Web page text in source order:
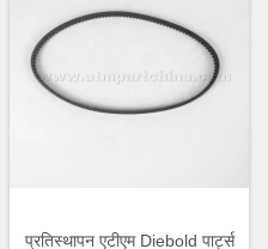
प्रतिस्थापन एटीएम Diebold पार्ट्स